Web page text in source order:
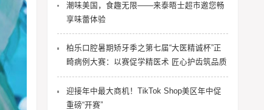
潮味美国，食趣无限——来泰晤士超市邀您畅
享味蕾体验
柏乐口腔暑期矫牙季之第七届“大医精诚杯”正
畸病例大赛：以赛促学精医术 匠心护齿筑品质
迎接年中最大商机！TikTok Shop美区年中促
重磅“开赛”